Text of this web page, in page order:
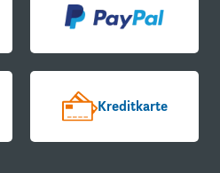
Kreditkarte